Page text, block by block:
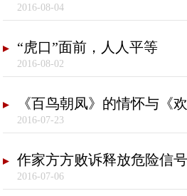
2016-08-04
“虎口”面前，人人平等
2016-08-02
《百鸟朝凤》的情怀与《
2016-07-23
作家方方败诉释放危险信号
2016-07-06